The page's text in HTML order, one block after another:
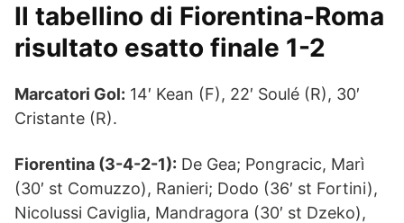
Il tabellino di Fiorentina-Roma
risultato esatto finale 1-2
Marcatori Gol: 14′ Kean (F), 22′ Soulé (R), 30′
Cristante (R).
Fiorentina (3-4-2-1): De Gea; Pongracic, Marì
(30′ st Comuzzo), Ranieri; Dodo (36′ st Fortini),
Nicolussi Caviglia, Mandragora (30′ st Dzeko),